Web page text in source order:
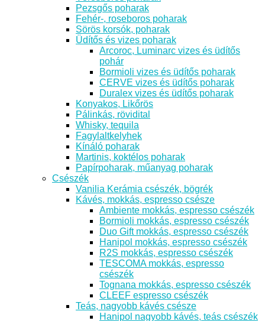
Pezsgős poharak
Fehér-, roseboros poharak
Sörös korsók, poharak
Üdítős és vizes poharak
Arcoroc, Luminarc vizes és üdítős
pohár
Bormioli vizes és üdítős poharak
CERVE vizes és üdítős poharak
Duralex vizes és üdítős poharak
Konyakos, Likőrös
Pálinkás, rövidital
Whisky, tequila
Fagylaltkelyhek
Kínáló poharak
Martinis, koktélos poharak
Papírpoharak, műanyag poharak
Csészék
Vanilia Kerámia csészék, bögrék
Kávés, mokkás, espresso csésze
Ambiente mokkás, espresso csészék
Bormioli mokkás, espresso csészék
Duo Gift mokkás, espresso csészék
Hanipol mokkás, espresso csészék
R2S mokkás, espresso csészék
TESCOMA mokkás, espresso
csészék
Tognana mokkás, espresso csészék
CLEEF espresso csészék
Teás, nagyobb kávés csésze
Hanipol nagyobb kávés, teás csészék